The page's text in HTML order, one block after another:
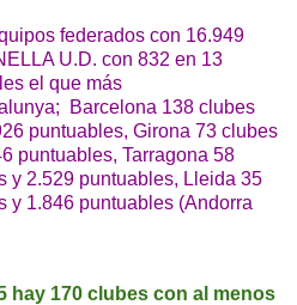
federados con 16.949
U.D. con 832 en 13
el que más
Barcelona 138 clubes
puntuables, Girona 73 clubes
puntuables, Tarragona 58
y 2.529 puntuables, Lleida 35
y 1.846 puntuables (Andorra
hay 170 clubes con al menos